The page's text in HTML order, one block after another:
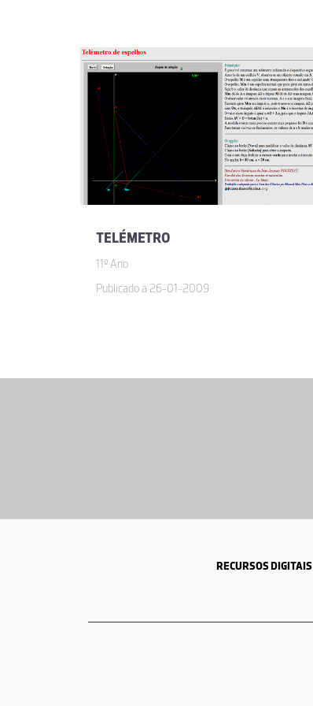
TELÉMETRO
11º Ano
Publicado a 26-01-2009
RECURSOS DIGITAIS